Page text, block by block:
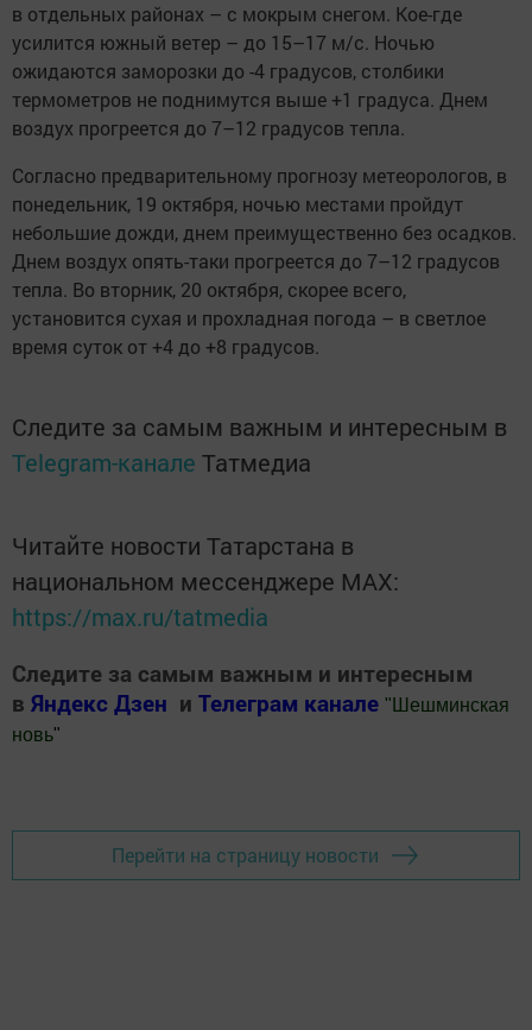
в отдельных районах – с мокрым снегом. Кое-где
усилится южный ветер – до 15–17 м/с. Ночью
ожидаются заморозки до -4 градусов, столбики
термометров не поднимутся выше +1 градуса. Днем
воздух прогреется до 7–12 градусов тепла.
Согласно предварительному прогнозу метеорологов, в
понедельник, 19 октября, ночью местами пройдут
небольшие дожди, днем преимущественно без осадков.
Днем воздух опять-таки прогреется до 7–12 градусов
тепла. Во вторник, 20 октября, скорее всего,
установится сухая и прохладная погода – в светлое
время суток от +4 до +8 градусов.
Следите за самым важным и интересным в
Telegram-канале Татмедиа
Читайте новости Татарстана в
национальном мессенджере MАХ:
https://max.ru/tatmedia
Следите за самым важным и интересным
в Яндекс Дзен и Телеграм канале " Шешминская
новь"
Перейти на страницу новости